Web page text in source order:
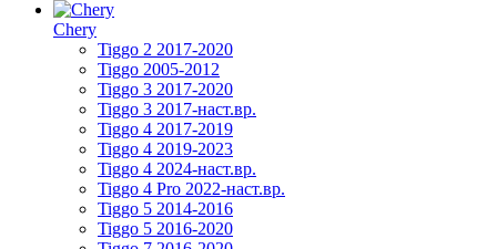
Chery
Tiggo 2 2017-2020
Tiggo 2005-2012
Tiggo 3 2017-2020
Tiggo 3 2017-наст.вр.
Tiggo 4 2017-2019
Tiggo 4 2019-2023
Tiggo 4 2024-наст.вр.
Tiggo 4 Pro 2022-наст.вр.
Tiggo 5 2014-2016
Tiggo 5 2016-2020